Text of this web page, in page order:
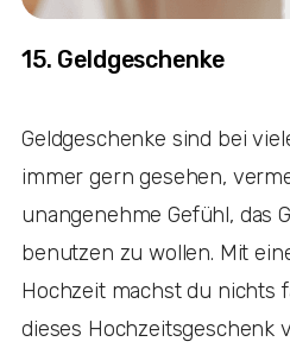
15. Geldgeschenke
Geldgeschenke sind bei
immer gern gesehen,
unangenehme Gefühl, das
benutzen zu wollen. Mit
Hochzeit machst du nichts
dieses Hochzeitsgeschenk